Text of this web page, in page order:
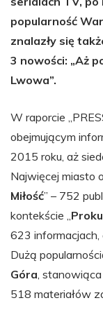
popularność
znalazły się
3 nowości: „Aż
Lwowa”.
W raporcie
obejmującym
2015 roku, aż
Najwięcej miasto
Miłość” – 752
kontekście „
623 informacjach,
Dużą
Góra, stanowiąca
518 materiałów